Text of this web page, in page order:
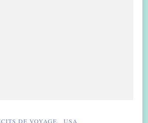
DE VOYAGE USA